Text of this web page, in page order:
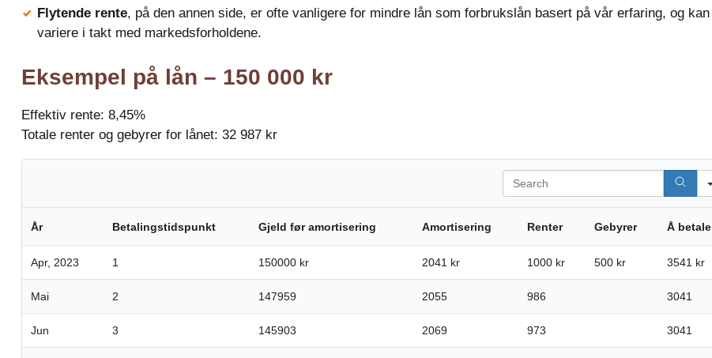
Flytende rente, på den annen side, er ofte vanligere for mindre lån som forbrukslån basert på vår erfaring, og kan
variere i takt med markedsforholdene.
Eksempel på lån – 150 000 kr
Effektiv rente: 8,45%
Totale renter og gebyrer for lånet: 32 987 kr
Search
År Betalingstidspunkt Gjeld før amortisering Amortisering Renter Gebyrer Å betale
Apr, 2023 1 150000 kr 2041 kr 1000 kr 500 kr 3541 kr
Mai 2 147959 2055 986 3041
Jun 3 145903 2069 973 3041